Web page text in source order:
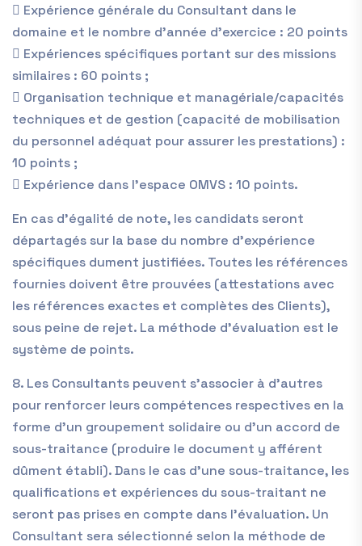
 Expérience générale du Consultant dans le
domaine et le nombre d’année d’exercice : 20 points
 Expériences spécifiques portant sur des missions
similaires : 60 points ;
 Organisation technique et managériale/capacités
techniques et de gestion (capacité de mobilisation
du personnel adéquat pour assurer les prestations) :
10 points ;
 Expérience dans l’espace OMVS : 10 points.
En cas d’égalité de note, les candidats seront
départagés sur la base du nombre d’expérience
spécifiques dument justifiées. Toutes les références
fournies doivent être prouvées (attestations avec
les références exactes et complètes des Clients),
sous peine de rejet. La méthode d’évaluation est le
système de points.
8. Les Consultants peuvent s’associer à d’autres
pour renforcer leurs compétences respectives en la
forme d’un groupement solidaire ou d’un accord de
sous-traitance (produire le document y afférent
dûment établi). Dans le cas d’une sous-traitance, les
qualifications et expériences du sous-traitant ne
seront pas prises en compte dans l’évaluation. Un
Consultant sera sélectionné selon la méthode de